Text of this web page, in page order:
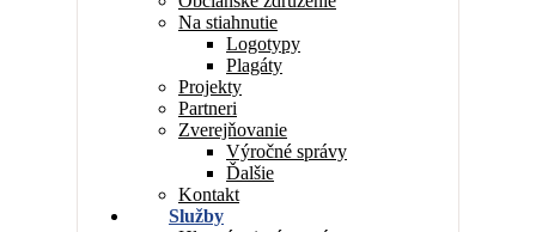
Na stiahnutie
Logotypy
Plagáty
Projekty
Partneri
Zverejňovanie
Výročné správy
Ďalšie
Kontakt
Služby